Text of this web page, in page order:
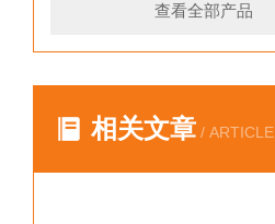
查看全部产品
相关文章 / ARTICLE